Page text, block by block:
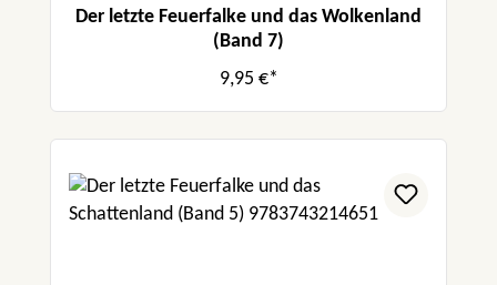
Der letzte Feuerfalke und das Wolkenland
(Band 7)
9,95 €*